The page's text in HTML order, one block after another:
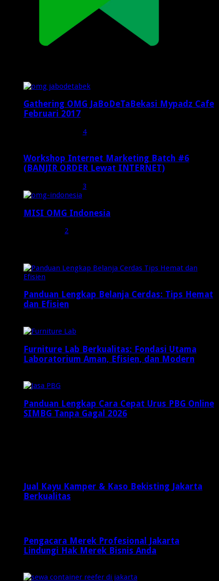
Gathering OMG JaBoDeTaBekasi Mypadz Cafe
Februari 2017
4
Workshop Internet Marketing Batch #6
(BANJIR ORDER Lewat INTERNET)
3
MISI OMG Indonesia
2
Panduan Lengkap Belanja Cerdas: Tips Hemat
dan Efisien
Furniture Lab Berkualitas: Fondasi Utama
Laboratorium Aman, Efisien, dan Modern
Panduan Lengkap Cara Cepat Urus PBG Online
SIMBG Tanpa Gagal 2026
Jual Kayu Kamper & Kaso Bekisting Jakarta
Berkualitas
Pengacara Merek Profesional Jakarta
Lindungi Hak Merek Bisnis Anda